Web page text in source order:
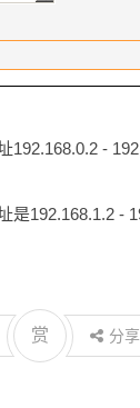
-
192.168.1.2 -
赏 分享